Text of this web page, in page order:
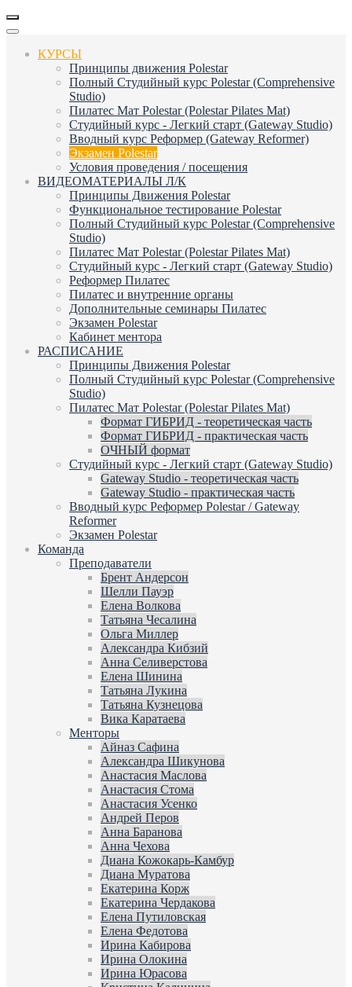
КУРСЫ
Принципы движения Polestar
Полный Студийный курс Polestar (Comprehensive
Studio)
Пилатес Мат Polestar (Polestar Pilates Mat)
Студийный курс - Легкий старт (Gateway Studio)
Вводный курс Реформер (Gateway Reformer)
Экзамен Polestar
Условия проведения / посещения
ВИДЕОМАТЕРИАЛЫ Л/К
Принципы Движения Polestar
Функциональное тестирование Polestar
Полный Студийный курс Polestar (Comprehensive
Studio)
Пилатес Мат Polestar (Polestar Pilates Mat)
Студийный курс - Легкий старт (Gateway Studio)
Реформер Пилатес
Пилатес и внутренние органы
Дополнительные семинары Пилатес
Экзамен Polestar
Кабинет ментора
РАСПИСАНИЕ
Принципы Движения Polestar
Полный Студийный курс Polestar (Comprehensive
Studio)
Пилатес Мат Polestar (Polestar Pilates Mat)
Формат ГИБРИД - теоретическая часть
Формат ГИБРИД - практическая часть
ОЧНЫЙ формат
Студийный курс - Легкий старт (Gateway Studio)
Gateway Studio - теоретическая часть
Gateway Studio - практическая часть
Вводный курс Реформер Polestar / Gateway
Reformer
Экзамен Polestar
Команда
Преподаватели
Брент Андерсон
Шелли Пауэр
Елена Волкова
Татьяна Чесалина
Ольга Миллер
Александра Кибзий
Анна Селиверстова
Елена Шинина
Татьяна Лукина
Татьяна Кузнецова
Вика Каратаева
Менторы
Айназ Сафина
Александра Шикунова
Анастасия Маслова
Анастасия Стома
Анастасия Усенко
Андрей Перов
Анна Баранова
Анна Чехова
Диана Кожокарь-Камбур
Диана Муратова
Екатерина Корж
Екатерина Чердакова
Елена Путиловская
Елена Федотова
Ирина Кабирова
Ирина Олокина
Ирина Юрасова